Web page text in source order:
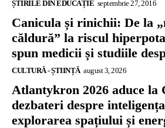
ȘTIRILE DIN EDUCAȚIE septembrie 27, 2016
Canicula și rinichii: De la
căldură” la riscul
spun medicii și studiile
CULTURĂ - ȘTIINȚĂ august 3, 2026
Atlantykron 2026 aduce la
dezbateri despre
explorarea spațiului și